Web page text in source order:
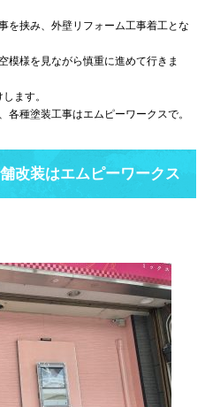
を挟み、外壁リフォーム工事着工とな
模様を見ながら慎重に進めて行きま
ます。
種塗装工事はエムピーワークスで。
改装はエムピーワークス